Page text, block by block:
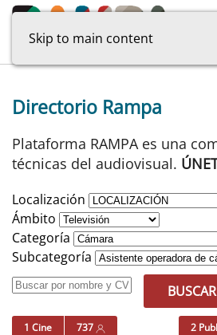
Skip to main content
Directorio Rampa
Plataforma RAMPA es una
técnicas del audiovisual.
Localización
Ámbito
Categoría
Subcategoría
BUSCAR
1 Cine 737 2